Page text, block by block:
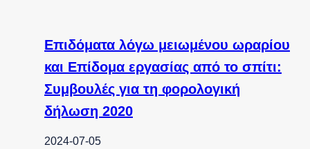
Επιδόματα λόγω μειωμένου ωραρίου
και Επίδομα εργασίας από το σπίτι:
Συμβουλές για τη φορολογική
δήλωση 2020
2024-07-05